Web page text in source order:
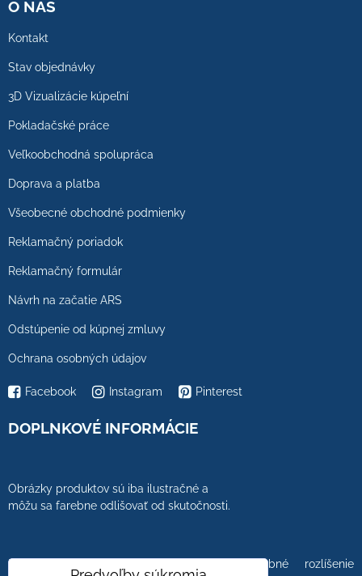
O NÁS
Kontakt
Stav objednávky
3D Vizualizácie kúpeľní
Pokladačské práce
Veľkoobchodná spolupráca
Doprava a platba
Všeobecné obchodné podmienky
Reklamačný poriadok
Reklamačný formulár
Návrh na začatie ARS
Odstúpenie od kúpnej zmluvy
Ochrana osobných údajov
Facebook Instagram Pinterest
DOPLNKOVÉ INFORMÁCIE
Obrázky produktov sú iba ilustračné a
môžu sa farebne odlišovať od skutočnosti.
Farebnosť obrázkov tiež ovplyvňuje farebné rozlíšenie